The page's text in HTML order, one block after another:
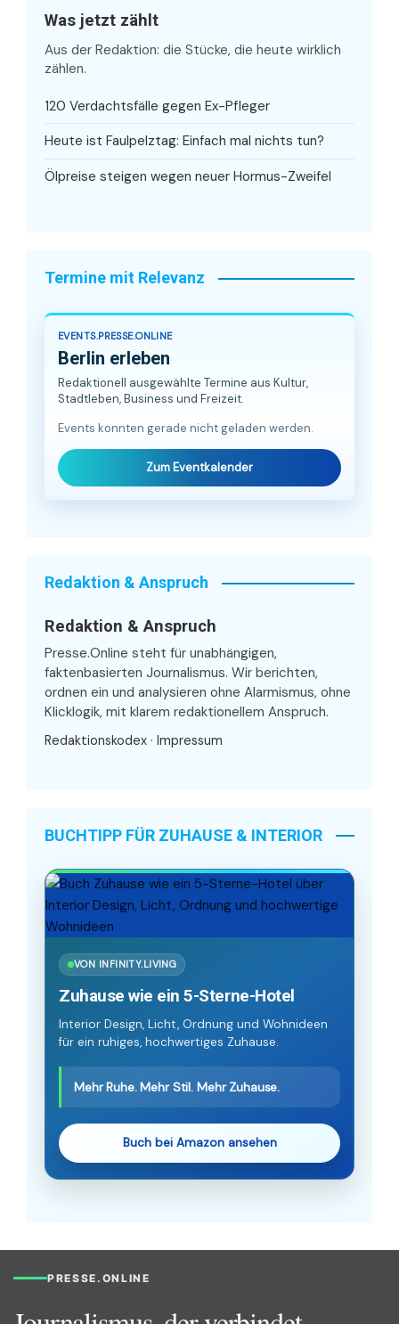
Was jetzt zählt
Aus der Redaktion: die Stücke, die heute wirklich
zählen.
120 Verdachtsfälle gegen Ex-Pfleger
Heute ist Faulpelztag: Einfach mal nichts tun?
Ölpreise steigen wegen neuer Hormus-Zweifel
Termine mit Relevanz
EVENTS.PRESSE.ONLINE
Berlin erleben
Redaktionell ausgewählte Termine aus Kultur,
Stadtleben, Business und Freizeit.
Events konnten gerade nicht geladen werden.
Zum Eventkalender
Redaktion & Anspruch
Redaktion & Anspruch
Presse.Online steht für unabhängigen,
faktenbasierten Journalismus. Wir berichten,
ordnen ein und analysieren ohne Alarmismus, ohne
Klicklogik, mit klarem redaktionellem Anspruch.
Redaktionskodex · Impressum
BUCHTIPP FÜR ZUHAUSE & INTERIOR
VON INFINITY.LIVING
Zuhause wie ein 5-Sterne-Hotel
Interior Design, Licht, Ordnung und Wohnideen
für ein ruhiges, hochwertiges Zuhause.
Mehr Ruhe. Mehr Stil. Mehr Zuhause.
Buch bei Amazon ansehen
PRESSE.ONLINE